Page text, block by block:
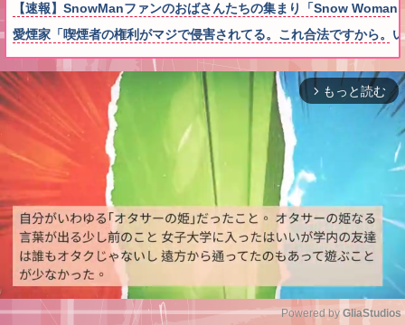
【速報】SnowManファンのおばさんたちの集まり「Snow
愛煙家「喫煙者の権利がマジで侵害されてる。これ合法ですから。
arrow_forward_ios もっと読む
Powered by GliaStudios